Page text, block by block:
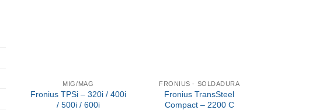
MIG/MAG
Fronius TPSi – 320i / 400i
/ 500i / 600i
FRONIUS - SOLDADURA
Fronius TransSteel
Compact – 2200 C